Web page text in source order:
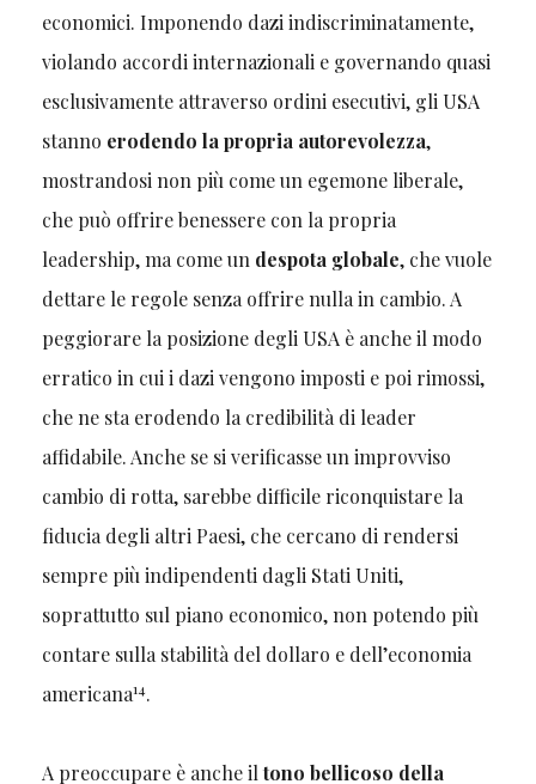
economici. Imponendo dazi indiscriminatamente,
violando accordi internazionali e governando quasi
esclusivamente attraverso ordini esecutivi, gli USA
stanno erodendo la propria autorevolezza,
mostrandosi non più come un egemone liberale,
che può offrire benessere con la propria
leadership, ma come un despota globale, che vuole
dettare le regole senza offrire nulla in cambio. A
peggiorare la posizione degli USA è anche il modo
erratico in cui i dazi vengono imposti e poi rimossi,
che ne sta erodendo la credibilità di leader
affidabile. Anche se si verificasse un improvviso
cambio di rotta, sarebbe difficile riconquistare la
fiducia degli altri Paesi, che cercano di rendersi
sempre più indipendenti dagli Stati Uniti,
soprattutto sul piano economico, non potendo più
contare sulla stabilità del dollaro e dell’economia
americana14.
A preoccupare è anche iltono bellicoso della